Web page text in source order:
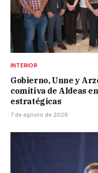
INTERIOR
Gobierno, Unne y
comitiva de Aldeas
estratégicas
7 de agosto de 2026